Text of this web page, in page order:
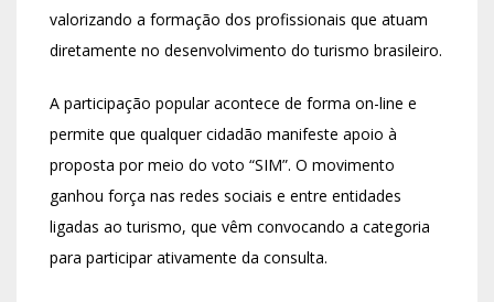
valorizando a formação dos profissionais que atuam
diretamente no desenvolvimento do turismo brasileiro.
A participação popular acontece de forma on-line e
permite que qualquer cidadão manifeste apoio à
proposta por meio do voto “SIM”. O movimento
ganhou força nas redes sociais e entre entidades
ligadas ao turismo, que vêm convocando a categoria
para participar ativamente da consulta.